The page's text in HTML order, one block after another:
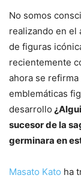
No somos
realizando en el
de figuras
recientemente
ahora se
emblemáticas
desarrollo
sucesor de la
germinara en
Masato Kato ha